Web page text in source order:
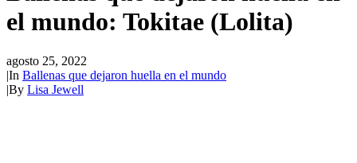
el mundo: Tokitae (Lolita)
agosto 25, 2022
|In Ballenas que dejaron huella en el mundo
|By Lisa Jewell